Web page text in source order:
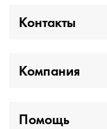
Контакты
Компания
Помощь